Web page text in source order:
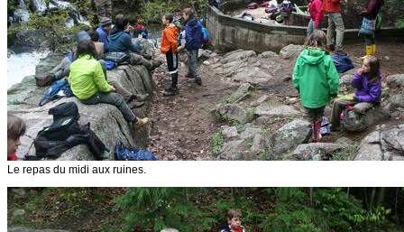
Le repas du midi aux ruines.